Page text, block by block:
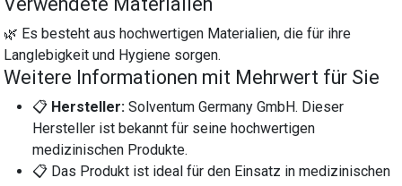
🌿 Es besteht aus hochwertigen Materialien, die für ihre
Langlebigkeit und Hygiene sorgen.
Weitere Informationen mit Mehrwert für Sie
📋 Hersteller: Solventum Germany GmbH. Dieser
Hersteller ist bekannt für seine hochwertigen
medizinischen Produkte.
📋 Das Produkt ist ideal für den Einsatz in medizinischen